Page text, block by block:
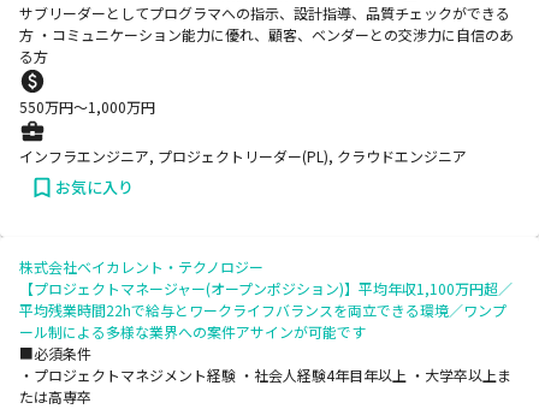
サブリーダーとしてプログラマへの指示、設計指導、品質チェックができる
方 ・コミュニケーション能力に優れ、顧客、ベンダーとの交渉力に自信のあ
る方
550万円〜1,000万円
インフラエンジニア, プロジェクトリーダー(PL), クラウドエンジニア
お気に入り
株式会社ベイカレント・テクノロジー
【プロジェクトマネージャー(オープンポジション)】平均年収1,100万円超／
平均残業時間22hで給与とワークライフバランスを両立できる環境／ワンプ
ール制による多様な業界への案件アサインが可能です
■必須条件
・プロジェクトマネジメント経験 ・社会人経験4年目年以上 ・大学卒以上ま
たは高専卒